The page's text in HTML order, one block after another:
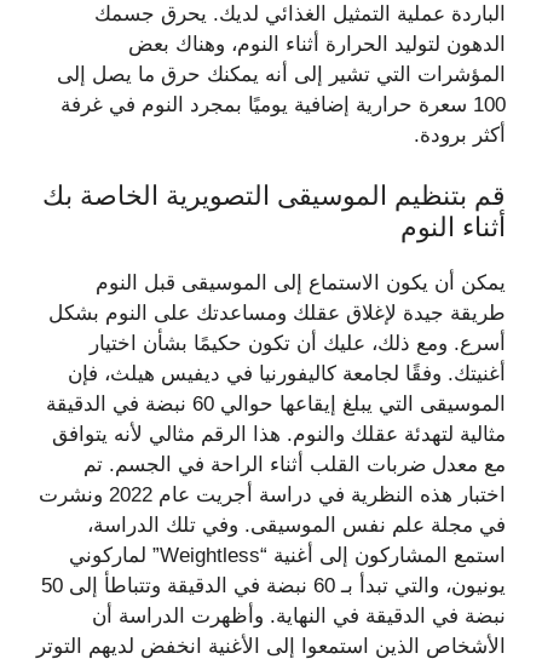
الباردة عملية التمثيل الغذائي لديك. يحرق جسمك
الدهون لتوليد الحرارة أثناء النوم، وهناك بعض
المؤشرات التي تشير إلى أنه يمكنك حرق ما يصل إلى
100 سعرة حرارية إضافية يوميًا بمجرد النوم في غرفة
أكثر برودة.
قم بتنظيم الموسيقى التصويرية الخاصة بك
أثناء النوم
يمكن أن يكون الاستماع إلى الموسيقى قبل النوم
طريقة جيدة لإغلاق عقلك ومساعدتك على النوم بشكل
أسرع. ومع ذلك، عليك أن تكون حكيمًا بشأن اختيار
أغنيتك. وفقًا لجامعة كاليفورنيا في ديفيس هيلث، فإن
الموسيقى التي يبلغ إيقاعها حوالي 60 نبضة في الدقيقة
مثالية لتهدئة عقلك والنوم. هذا الرقم مثالي لأنه يتوافق
مع معدل ضربات القلب أثناء الراحة في الجسم. تم
اختبار هذه النظرية في دراسة أجريت عام 2022 ونشرت
في مجلة علم نفس الموسيقى. وفي تلك الدراسة،
استمع المشاركون إلى أغنية “Weightless” لماركوني
يونيون، والتي تبدأ بـ 60 نبضة في الدقيقة وتتباطأ إلى 50
نبضة في الدقيقة في النهاية. وأظهرت الدراسة أن
الأشخاص الذين استمعوا إلى الأغنية انخفض لديهم التوتر